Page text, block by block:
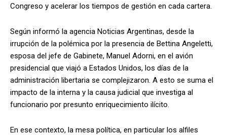
Congreso y acelerar los tiempos de gestión en cada cartera.
Según informó la agencia Noticias Argentinas, desde la
irrupción de la polémica por la presencia de Bettina Angeletti,
esposa del jefe de Gabinete, Manuel Adorni, en el avión
presidencial que viajó a Estados Unidos, los días de la
administración libertaria se complejizaron. A esto se suma el
impacto de la interna y la causa judicial que investiga al
funcionario por presunto enriquecimiento ilícito.
En ese contexto, la mesa política, en particular los alfiles